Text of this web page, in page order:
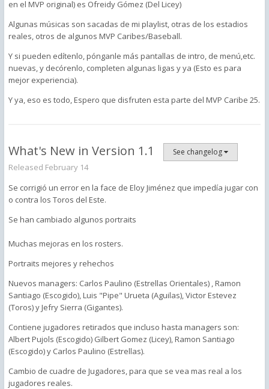
en el MVP original) es Ofreidy Gómez (Del Licey)
Algunas músicas son sacadas de mi playlist, otras de los estadios
reales, otros de algunos MVP Caribes/Baseball.
Y si pueden edítenlo, pónganle más pantallas de intro, de menú,etc.
nuevas, y decórenlo, completen algunas ligas y ya (Esto es para
mejor experiencia).
Y ya, eso es todo, Espero que disfruten esta parte del MVP Caribe 25.
What's New in Version 1.1 See changelog
Released February 14
Se corrigió un error en la face de Eloy Jiménez que impedía jugar con
o contra los Toros del Este.
Se han cambiado algunos portraits
Muchas mejoras en los rosters.
Portraits mejores y rehechos
Nuevos managers: Carlos Paulino (Estrellas Orientales) , Ramon
Santiago (Escogido), Luis "Pipe" Urueta (Aguilas), Victor Estevez
(Toros) y Jefry Sierra (Gigantes).
Contiene jugadores retirados que incluso hasta managers son:
Albert Pujols (Escogido) Gilbert Gomez (Licey), Ramon Santiago
(Escogido) y Carlos Paulino (Estrellas).
Cambio de cuadre de Jugadores, para que se vea mas real a los
jugadores reales.